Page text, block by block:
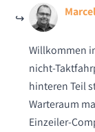
Willkommen
nicht-
hinteren Teil
Warteraum
Einzeiler-